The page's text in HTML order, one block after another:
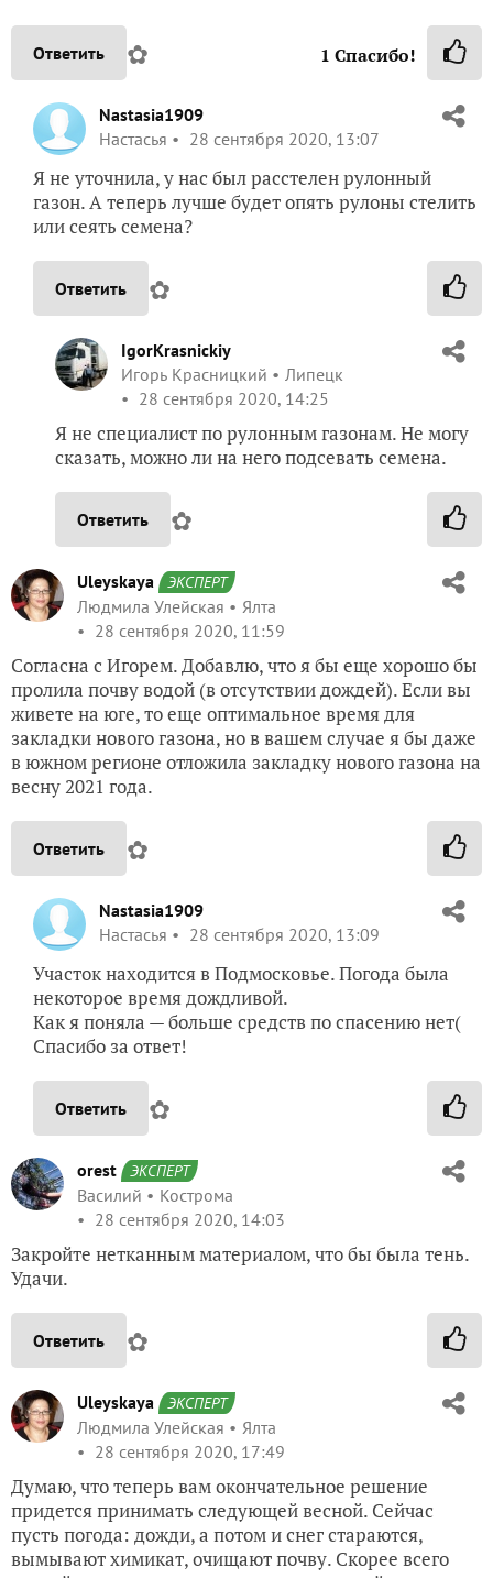
Ответить ✿ 1 Спасибо!
Nastasia1909
Настасья
28 сентября 2020, 13:07
Я не уточнила, у нас был расстелен рулонный
газон. А теперь лучше будет опять рулоны стелить
или сеять семена?
Ответить ✿
IgorKrasnickiy
Игорь Красницкий
Липецк
28 сентября 2020, 14:25
Я не специалист по рулонным газонам. Не могу
сказать, можно ли на него подсевать семена.
Ответить ✿
Uleyskaya ЭКСПЕРТ
Людмила Улейская
Ялта
28 сентября 2020, 11:59
Согласна с Игорем. Добавлю, что я бы еще хорошо бы
пролила почву водой (в отсутствии дождей). Если вы
живете на юге, то еще оптимальное время для
закладки нового газона, но в вашем случае я бы даже
в южном регионе отложила закладку нового газона на
весну 2021 года.
Ответить ✿
Nastasia1909
Настасья
28 сентября 2020, 13:09
Участок находится в Подмосковье. Погода была
некоторое время дождливой.
Как я поняла — больше средств по спасению нет(
Спасибо за ответ!
Ответить ✿
orest ЭКСПЕРТ
Василий
Кострома
28 сентября 2020, 14:03
Закройте нетканным материалом, что бы была тень.
Удачи.
Ответить ✿
Uleyskaya ЭКСПЕРТ
Людмила Улейская
Ялта
28 сентября 2020, 17:49
Думаю, что теперь вам окончательное решение
придется принимать следующей весной. Сейчас
пусть погода: дожди, а потом и снег стараются,
вымывают химикат, очищают почву. Скорее всего